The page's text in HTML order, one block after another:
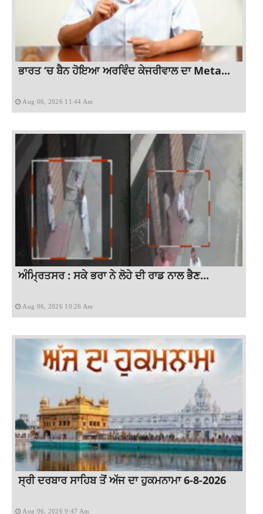
ਭਾਰਤ ‘ਚ ਬੈਨ ਹੋਇਆ ਅਰਵਿੰਦ ਕੇਜਰੀਵਾਲ ਦਾ Meta...
Aug 06, 2026 11:44 Am
ਅੰਮ੍ਰਿਤਸਰ : ਸਕੇ ਭਰਾ ਨੇ ਲੋਹੇ ਦੀ ਰਾਡ ਨਾਲ ਭੈਣ...
Aug 06, 2026 10:26 Am
ਸ੍ਰੀ ਦਰਬਾਰ ਸਾਹਿਬ ਤੋਂ ਅੱਜ ਦਾ ਹੁਕਮਨਾਮਾ 6-8-2026
Aug 06, 2026 9:47 Am